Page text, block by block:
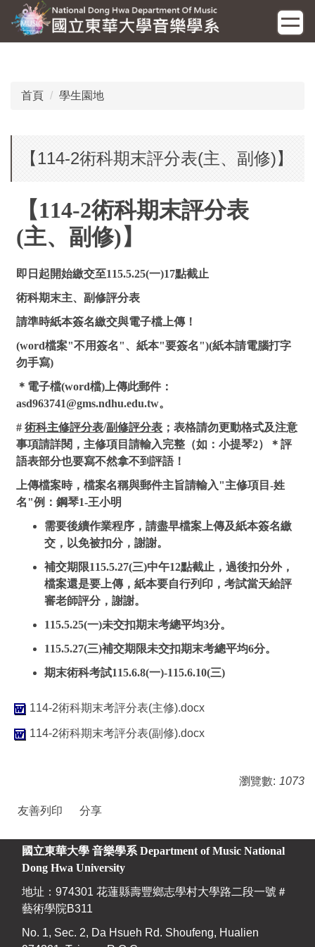
到
主
首頁 學生園地
【114-2術科期末評分表(主、副修)】
【114-2術科期末評分表
(主、副修)】
即日起開始繳交至115.5.25(一)17點截止
術科期末主、副修評分表
請準時紙本簽名繳交與電子檔上傳！
(word檔案"不用簽名"、紙本"要簽名")(紙本請電腦打字
勿手寫)
＊電子檔(word檔)上傳此郵件：
asd963741@gms.ndhu.edu.tw。
# 術科主修評分表/副修評分表 ；表格請勿更動格式及注意
事項請詳閱，主修項目請輸入完整（如：小提琴2）
＊評
語表部分也要寫不然拿不到評語！
上傳檔案時，檔案名稱與郵件主旨請輸入"主修項目-姓
名"例：鋼琴1-王小明
需要後續作業程序，請盡早檔案上傳及紙本簽名繳
交，以免被扣分，謝謝。
補交期限115.5.27(三)中午12點截止，過後扣分外，
檔案還是要上傳，紙本要自行列印，考試當天給評
審老師評分，謝謝。
115.5.25(一)未交扣期末考總平均3分。
115.5.27(三)補交期限未交扣期末考總平均6分。
期末術科考試115.6.8(一)-115.6.10(三)
114-2術科期末考評分表(主修).docx
114-2術科期末考評分表(副修).docx
瀏覽數: 1073
友善列印 分享
國立東華大學 音樂學系 Department of Music National
Dong Hwa University
地址：974301 花蓮縣壽豐鄉志學村大學路二段一號＃
藝術學院B311
No. 1, Sec. 2, Da Hsueh Rd. Shoufeng, Hualien